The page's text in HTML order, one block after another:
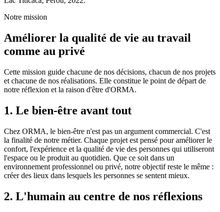
Notre mission
Améliorer la qualité de vie au travail
comme au privé
Cette mission guide chacune de nos décisions, chacun de nos projets
et chacune de nos réalisations. Elle constitue le point de départ de
notre réflexion et la raison d'être d'ORMA.
1. Le bien-être avant tout
Chez ORMA, le bien-être n'est pas un argument commercial. C'est
la finalité de notre métier. Chaque projet est pensé pour améliorer le
confort, l'expérience et la qualité de vie des personnes qui utiliseront
l'espace ou le produit au quotidien. Que ce soit dans un
environnement professionnel ou privé, notre objectif reste le même :
créer des lieux dans lesquels les personnes se sentent mieux.
2. L'humain au centre de nos réflexions